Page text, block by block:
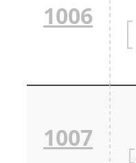
1006
1007